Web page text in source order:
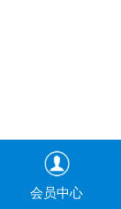
会员中心